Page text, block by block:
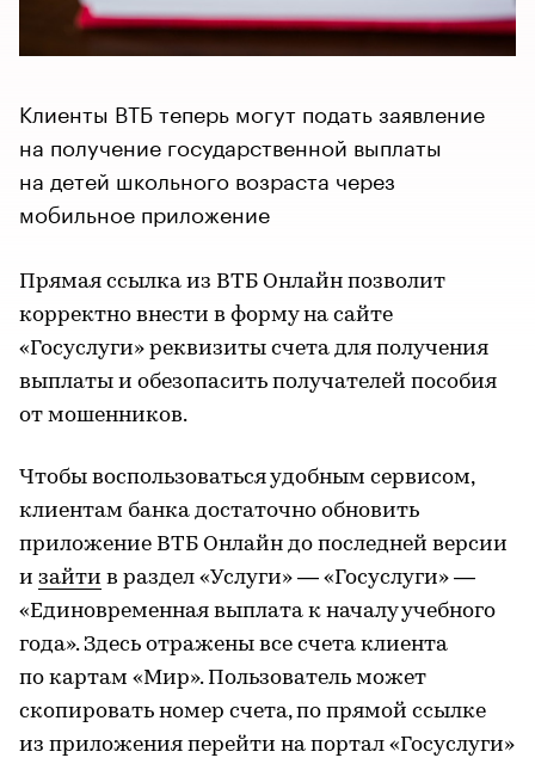
Клиенты ВТБ теперь могут подать заявление
на получение государственной выплаты
на детей школьного возраста через
мобильное приложение
Прямая ссылка из ВТБ Онлайн позволит
корректно внести в форму на сайте
«Госуслуги» реквизиты счета для получения
выплаты и обезопасить получателей пособия
от мошенников.
Чтобы воспользоваться удобным сервисом,
клиентам банка достаточно обновить
приложение ВТБ Онлайн до последней версии
и зайти в раздел «Услуги» — «Госуслуги» —
«Единовременная выплата к началу учебного
года». Здесь отражены все счета клиента
по картам «Мир». Пользователь может
скопировать номер счета, по прямой ссылке
из приложения перейти на портал «Госуслуги»